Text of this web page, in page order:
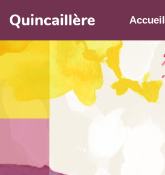
Aller au contenu principal
Quincaillère Accueil